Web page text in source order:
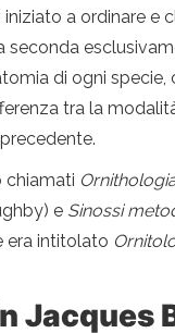
iniziato a ordinare e
seconda
di ogni specie,
tra la
chiamati
e Sinossi
era intitolato
Jacques